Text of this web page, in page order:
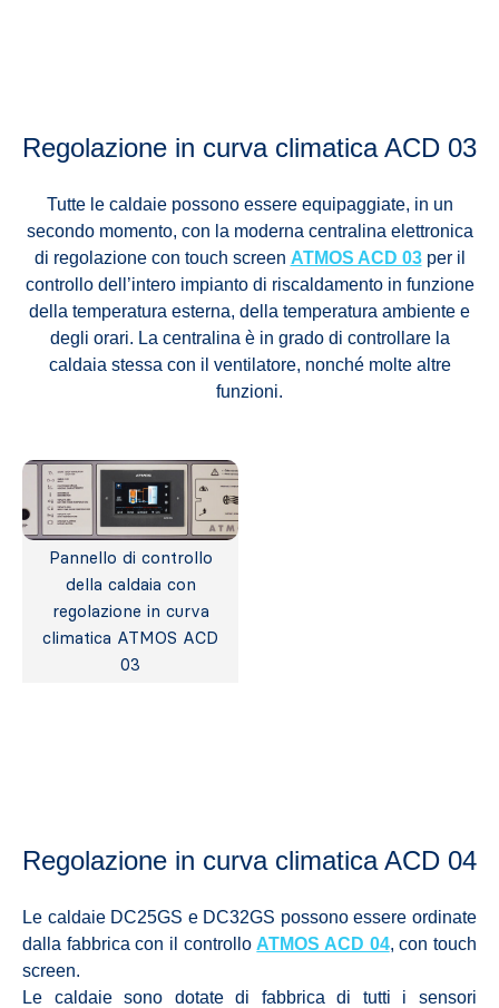
Regolazione in curva climatica ACD 03
Tutte le caldaie possono essere equipaggiate, in un
secondo momento, con la moderna centralina elettronica
di regolazione con touch screen ATMOS ACD 03per il
controllo dell’intero impianto di riscaldamento in funzione
della temperatura esterna, della temperatura ambiente e
degli orari. La centralina è in grado di controllare la
caldaia stessa con il ventilatore, nonché molte altre
funzioni.
Pannello di controllo
della caldaia con
regolazione in curva
climatica ATMOS ACD
03
Regolazione in curva climaticaACD 04
Le caldaie DC25GS e DC32GS possono essere ordinate
dalla fabbrica con il controllo ATMOS ACD 04, con touch
screen.
Le caldaie sono dotate di fabbrica di tutti i sensori